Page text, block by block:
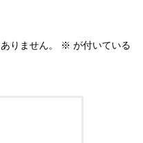
りません。 ※ が付いている